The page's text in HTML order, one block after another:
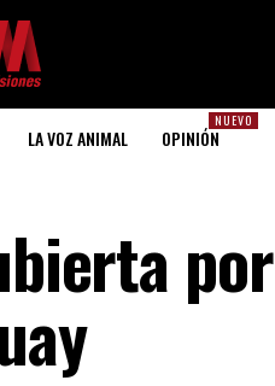
LA VOZ ANIMAL
NUEVO
OPINIÓN
por